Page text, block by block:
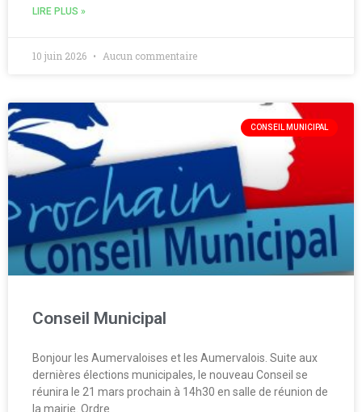
LIRE PLUS »
10 juin 2026 Aucun commentaire
CONSEIL MUNICIPAL
Conseil Municipal
Bonjour les Aumervaloises et les Aumervalois. Suite aux
dernières élections municipales, le nouveau Conseil se
réunira le 21 mars prochain à 14h30 en salle de réunion de
la mairie. Ordre